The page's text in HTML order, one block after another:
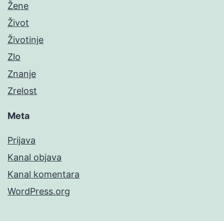
Žene
Život
Životinje
Zlo
Znanje
Zrelost
Meta
Prijava
Kanal objava
Kanal komentara
WordPress.org